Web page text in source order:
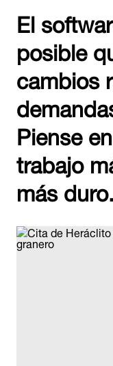
El
posible
cambios
Piense
trabajo
más duro.